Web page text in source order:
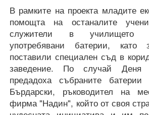
В рамките на проекта младите
помощта на останалите
служители в училището
употребявани батерии,
поставили специален съд в
заведение. По случай
предадоха събраните
Бърдарски, ръководител на
фирма "Надин", който от своя